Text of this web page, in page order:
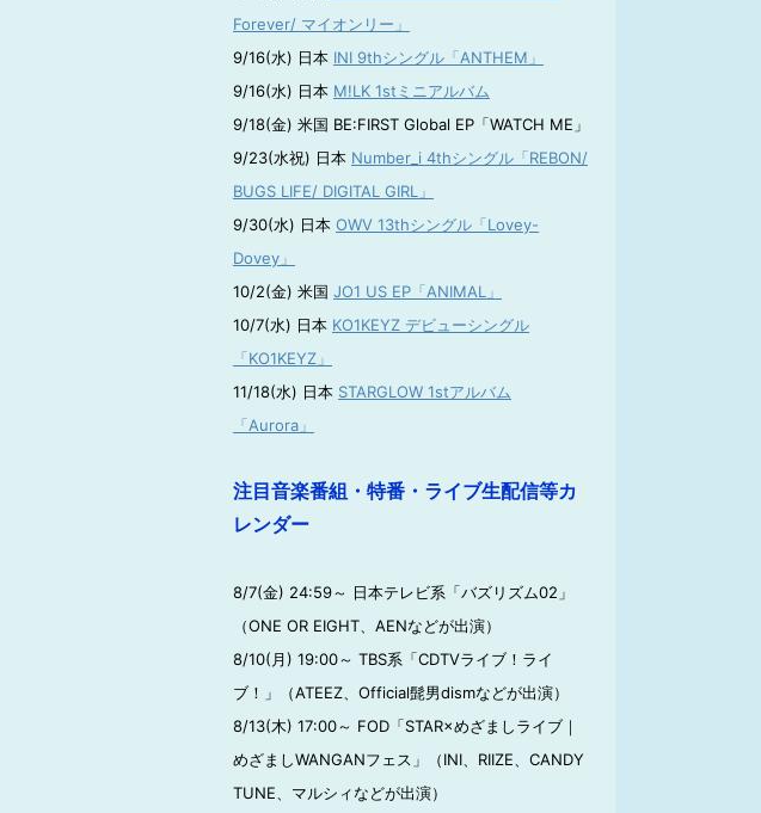
Forever/ マイオンリー」
9/16(水) 日本 INI 9thシングル「ANTHEM」
9/16(水) 日本 M!LK 1stミニアルバム
9/18(金) 米国 BE:FIRST Global EP「WATCH ME」
9/23(水祝) 日本 Number_i 4thシングル「REBON/
BUGS LIFE/ DIGITAL GIRL」
9/30(水) 日本 OWV 13thシングル「Lovey-
Dovey」
10/2(金) 米国 JO1 US EP「ANIMAL」
10/7(水) 日本 KO1KEYZ デビューシングル
「KO1KEYZ」
11/18(水) 日本 STARGLOW 1stアルバム
「Aurora」
注目音楽番組・特番・ライブ生配信等カ
レンダー
8/7(金) 24:59～ 日本テレビ系「バズリズム02」
（ONE OR EIGHT、AENなどが出演）
8/10(月) 19:00～ TBS系「CDTVライブ！ライ
ブ！」（ATEEZ、Official髭男dismなどが出演）
8/13(木) 17:00～ FOD「STAR×めざましライブ｜
めざましWANGANフェス」（INI、RIIZE、CANDY
TUNE、マルシィなどが出演）